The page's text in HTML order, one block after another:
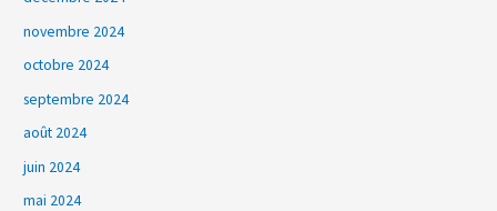
novembre 2024
octobre 2024
septembre 2024
août 2024
juin 2024
mai 2024